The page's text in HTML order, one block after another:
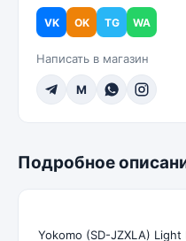
VK OK TG WA
Написать в магазин
M
Подробное
Yokomo (SD-JZXLA)